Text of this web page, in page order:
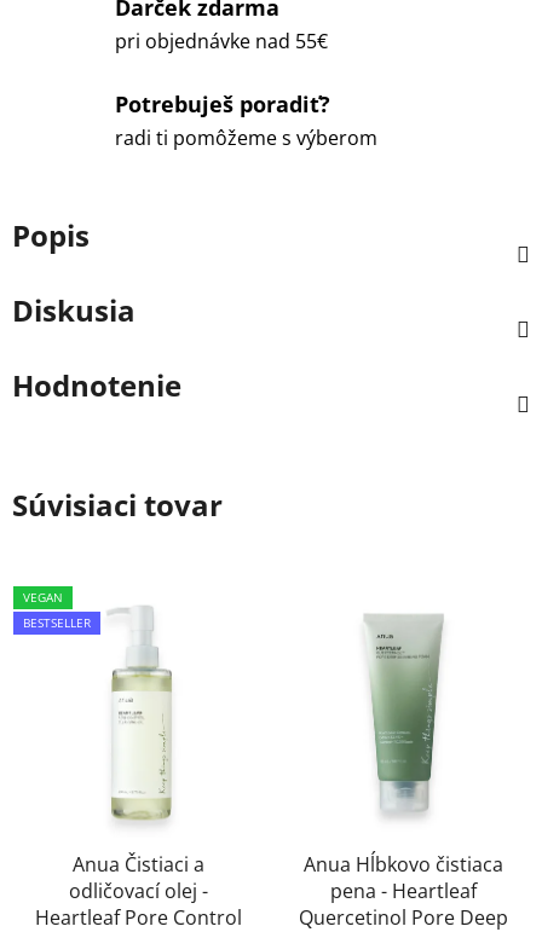
Darček zdarma
pri objednávke nad 55€
Potrebuješ poradiť?
radi ti pomôžeme s výberom
Popis
Diskusia
Hodnotenie
Súvisiaci tovar
VEGAN
BESTSELLER
Anua Čistiaci a
odličovací olej -
Heartleaf Pore Control
Anua Hĺbkovo čistiaca
pena - Heartleaf
Quercetinol Pore Deep